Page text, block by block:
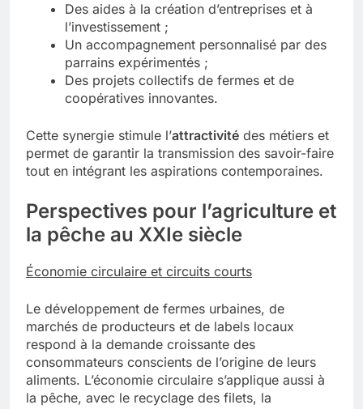
Des aides à la création d’entreprises et à
l’investissement ;
Un accompagnement personnalisé par des
parrains expérimentés ;
Des projets collectifs de fermes et de
coopératives innovantes.
Cette synergie stimule l’attractivité des métiers et
permet de garantir la transmission des savoir-faire
tout en intégrant les aspirations contemporaines.
Perspectives pour l’agriculture et
la pêche au XXIe siècle
Économie circulaire et circuits courts
Le développement de fermes urbaines, de
marchés de producteurs et de labels locaux
respond à la demande croissante des
consommateurs conscients de l’origine de leurs
aliments. L’économie circulaire s’applique aussi à
la pêche, avec le recyclage des filets, la